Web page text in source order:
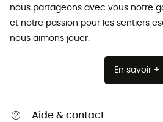
nous partageons avec vous notre
et notre passion pour les sentiers
nous aimons jouer.
En savoir +
Aide & contact